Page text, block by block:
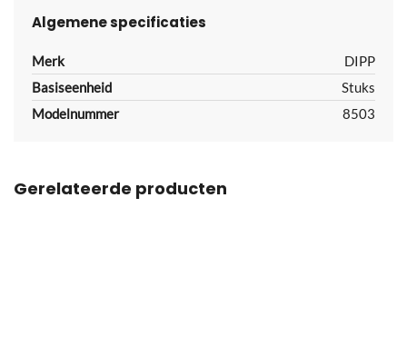
Algemene specificaties
Merk
DIPP
Basiseenheid
Stuks
Modelnummer
8503
Gerelateerde producten